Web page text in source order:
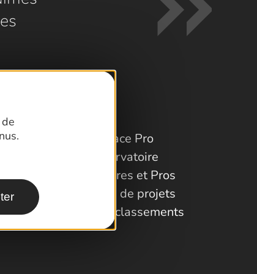
Espace Pro
Observatoire
Partenaires et Pros
Porteurs de projets
Labels et classements